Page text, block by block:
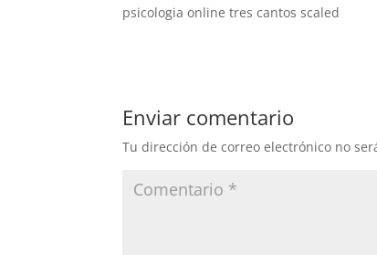
psicologia online tres cantos scaled
Enviar comentario
Tu dirección de correo electrónico no